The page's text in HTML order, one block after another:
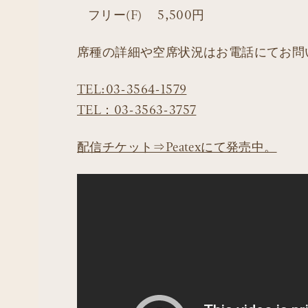
フリー(F) 5,500円
席種の詳細や空席状況はお電話にてお問
TEL:03-3564-1579
TEL：03-3563-3757
配信チケット⇒Peatexにて発売中。